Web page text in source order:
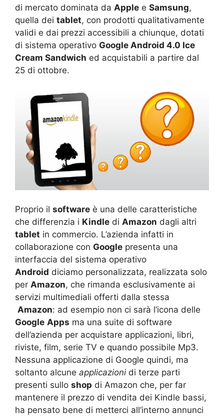
di mercato dominata da Apple e Samsung,
quella dei tablet, con prodotti qualitativamente
validi e dai prezzi accessibili a chiunque, dotati
di sistema operativo Google Android 4.0 Ice
Cream Sandwich ed acquistabili a partire dal
25 di ottobre.
Proprio il software è una delle caratteristiche
che differenzia i Kindle di Amazon dagli altri
tablet in commercio. L’azienda infatti in
collaborazione con Google presenta una
interfaccia del sistema operativo
Android diciamo personalizzata, realizzata solo
per Amazon, che rimanda esclusivamente ai
servizi multimediali offerti dalla stessa
Amazon: ad esempio non ci sarà l’icona delle
Google Apps ma una suite di software
dell’azienda per acquistare applicazioni, libri,
riviste, film, serie TV e quando possibile Mp3.
Nessuna applicazione di Google quindi, ma
soltanto alcune applicazioni di terze parti
presenti sullo shop di Amazon che, per far
mantenere il prezzo di vendita dei Kindle bassi,
ha pensato bene di metterci all’interno annunci